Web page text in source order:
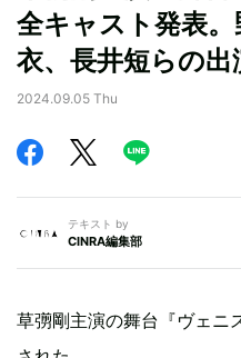
全キャスト発表
衣、長井短らの
2024.09.05 Thu
テキスト by
CINRA編集部
草彅剛主演の舞台『ヴェニ